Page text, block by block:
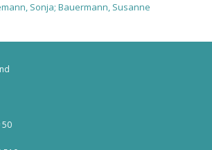
Sonja; Bauermann, Susanne
50